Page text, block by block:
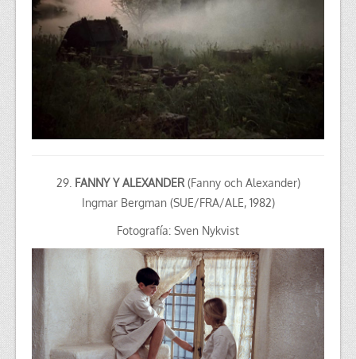
29. FANNY Y ALEXANDER (Fanny och Alexander)
Ingmar Bergman (SUE/FRA/ALE, 1982)
Fotografía: Sven Nykvist